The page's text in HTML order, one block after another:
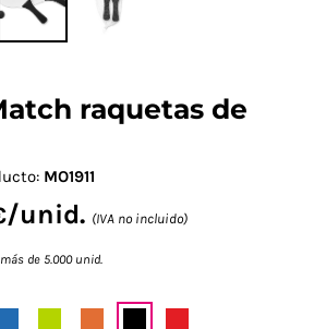
raquetas de
MO1911
/unid. (IVA no incluido)
de 5.000 unid.